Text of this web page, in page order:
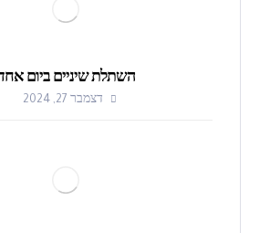
השתלת שיניים ביום
דצמבר 27, 2024